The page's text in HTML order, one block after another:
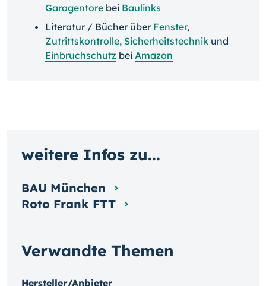
Garagentore bei Baulinks
Literatur / Bücher über Fenster,
Zutrittskontrolle, Sicherheitstechnik und
Einbruchschutz bei Amazon
Verwandte Themen
Hersteller/Anbieter
weitere Infos zu...
BAU München
Roto Frank FTT